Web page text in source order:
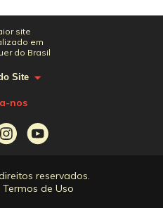
site
em
do Brasil
Site
nos
reservados.
Termos de Uso